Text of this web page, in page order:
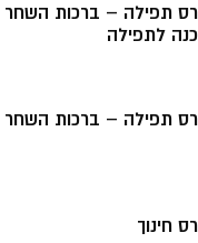
תפילה – ברכות השחר
לתפילה
תפילה – ברכות השחר
חינוך